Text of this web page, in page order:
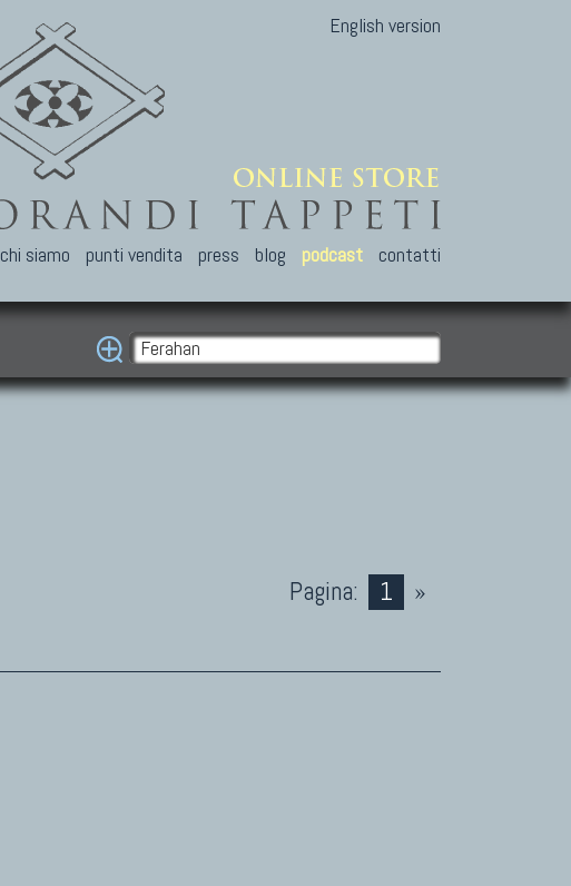
English version
chi siamo punti vendita press blog podcast contatti
Pagina: 1 »